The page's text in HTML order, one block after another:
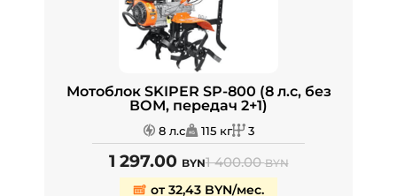
Мотоблок SKIPER SP-800 (8 л.с, без
ВОМ, передач 2+1)
8 л.с 115 кг 3
1 297.00 BYN1 400.00BYN
от 32,43 BYN/мес.